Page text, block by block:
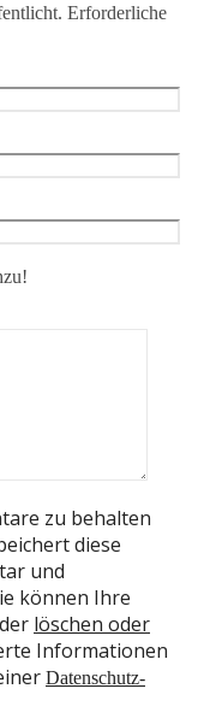
Erforderliche
zu behalten
diese
und
können Ihre
löschen oder
Informationen
Datenschutz-